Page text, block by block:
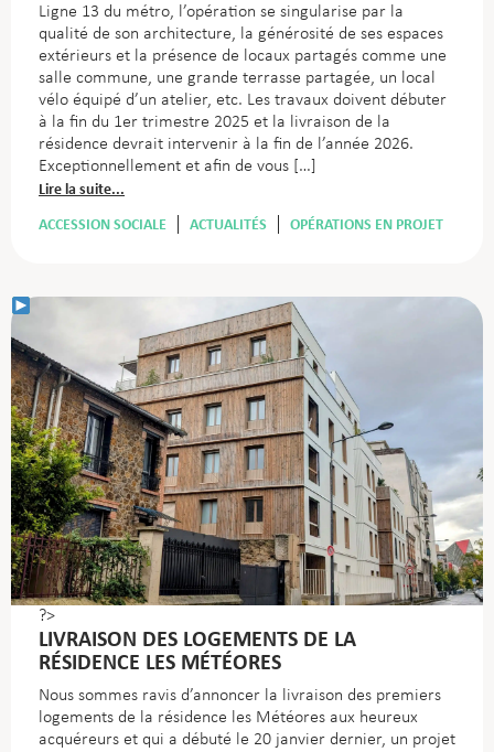
Ligne 13 du métro, l’opération se singularise par la
qualité de son architecture, la générosité de ses espaces
extérieurs et la présence de locaux partagés comme une
salle commune, une grande terrasse partagée, un local
vélo équipé d’un atelier, etc. Les travaux doivent débuter
à la fin du 1er trimestre 2025 et la livraison de la
résidence devrait intervenir à la fin de l’année 2026.
Exceptionnellement et afin de vous […]
Lire la suite...
ACCESSION SOCIALE
ACTUALITÉS OPÉRATIONS EN PROJET
?>
LIVRAISON DES LOGEMENTS DE LA
RÉSIDENCE LES MÉTÉORES
Nous sommes ravis d’annoncer la livraison des premiers
logements de la résidence les Météores aux heureux
acquéreurs et qui a débuté le 20 janvier dernier, un projet